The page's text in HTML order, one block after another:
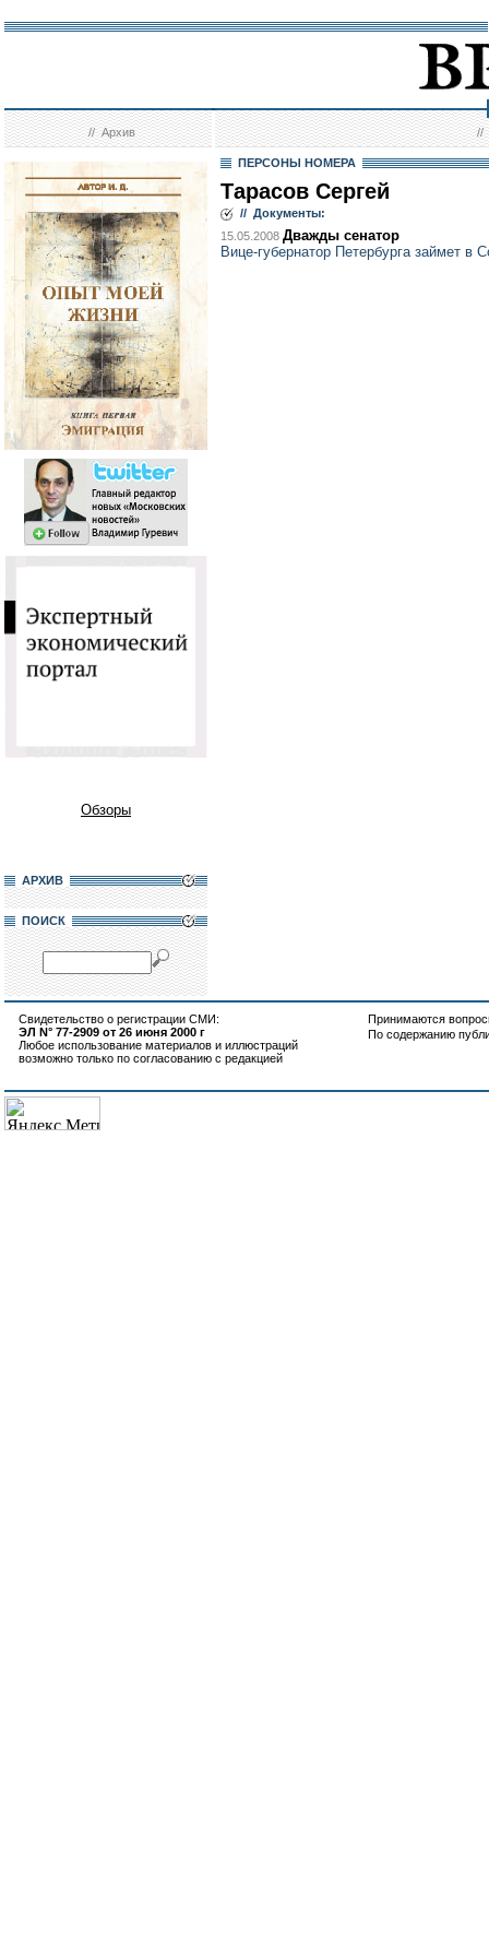
//Архив //
Обзоры
АРХИВ
ПОИСК
ПЕРСОНЫ НОМЕРА
Тарасов Сергей
// Документы:
15.05.2008 Дважды сенатор
Вице-губернатор Петербурга займет
Свидетельство о регистрации СМИ:
ЭЛ N° 77-2909 от 26 июня 2000 г
Любое использование материалов и иллюстраций
возможно только по согласованию с редакцией
Принимаются
По содержанию